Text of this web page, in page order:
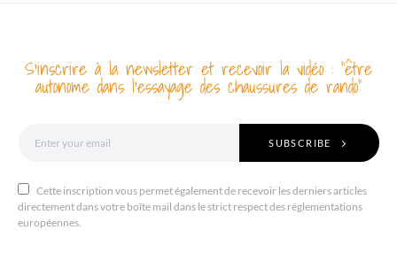
S'inscrire à la newsletter et recevoir la vidéo : "être
autonome dans l'essayage des chaussures de rando"
SUBSCRIBE
Cette inscription vous permet également de recevoir les derniers articles
directement dans votre boîte mail dans le strict respect des réglementations
européennes.